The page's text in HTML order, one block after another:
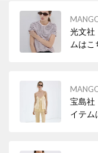
光文社
ムはこ
宝島社
イテム